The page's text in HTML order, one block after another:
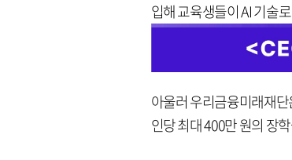
입해 교육생들이 AI 기술
아울러 우리금융미래재
인당 최대 400만 원의 장